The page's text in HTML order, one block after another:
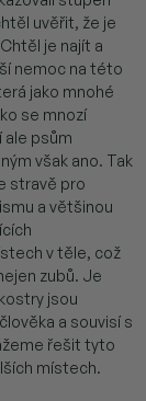
uvěřit, že je
je najít a
nemoc na této
jako mnohé
se mnozí
ale psům
však ano. Tak
stravě pro
a většinou
v těle, což
zubů. Je
jsou
a souvisí s
řešit tyto
místech.